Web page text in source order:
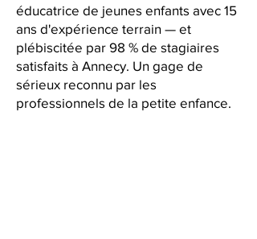
éducatrice de jeunes enfants avec 15
ans d'expérience terrain — et
plébiscitée par 98 % de stagiaires
satisfaits à Annecy. Un gage de
sérieux reconnu par les
professionnels de la petite enfance.